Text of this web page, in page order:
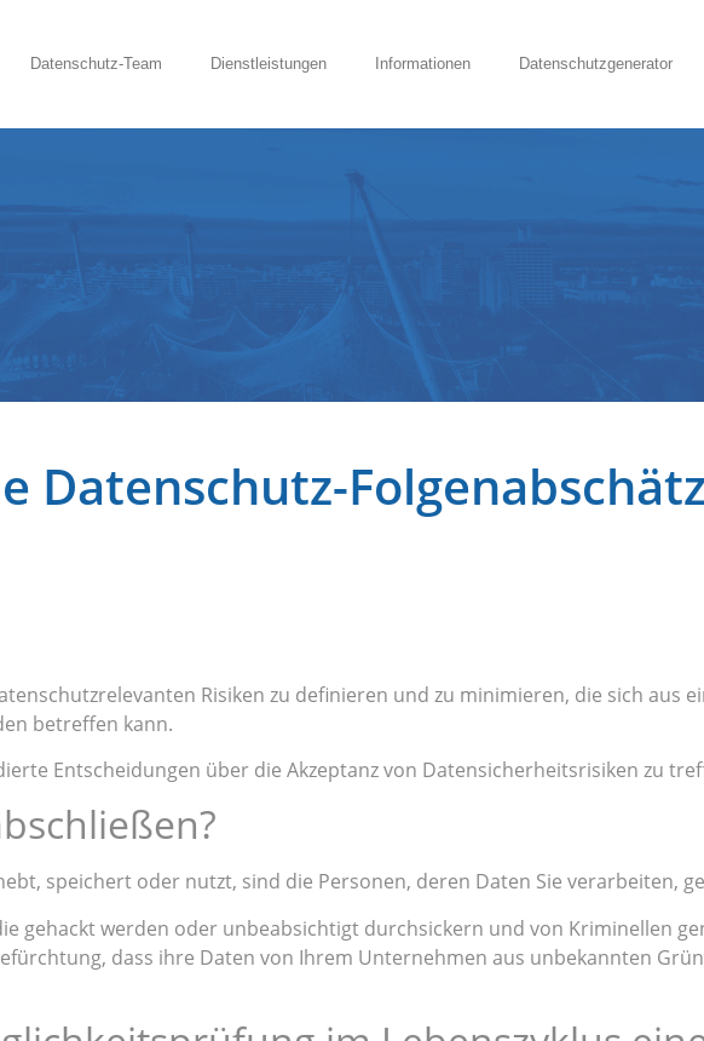
Datenschutz-Team Dienstleistungen Informationen Datenschutzgenerator
Datenschutz-
Risiken zu definieren und zu minimieren, die sich aus
betreffen kann.
Entscheidungen über die Akzeptanz von Datensicherheitsrisiken zu
speichert oder nutzt, sind die Personen, deren Daten Sie verarbeiten,
gehackt werden oder unbeabsichtigt durchsickern und von Kriminellen
dass ihre Daten von Ihrem Unternehmen aus unbekannten